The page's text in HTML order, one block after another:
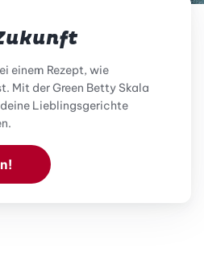
einem Rezept, wie
Mit der Green Betty Skala
Lieblingsgerichte